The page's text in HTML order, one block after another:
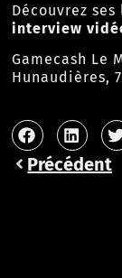
Découvrez
interview
Gamecash Le
Hunaudières,
Précédent